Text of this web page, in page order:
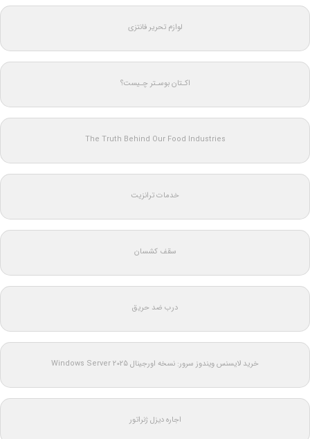
لوازم تحریر فانتزی
اکـتان بوسـتر چـیست؟
The Truth Behind Our Food Industries
خدمات ترانزیت
سقف کشسان
درب ضد حریق
خرید لایسنس ویندوز سرور: نسخه اورجینال Windows Server 2025
اجاره دیزل ژنراتور